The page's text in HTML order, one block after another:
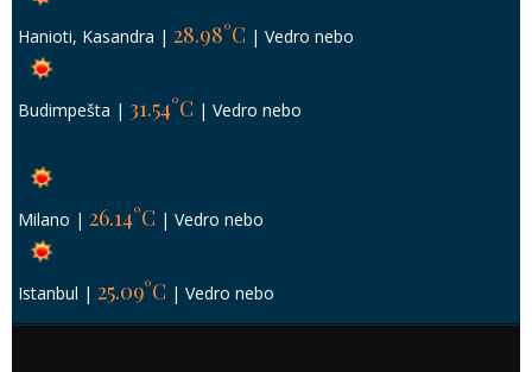
Hanioti, Kasandra | 28.98°C | Vedro nebo
Budimpešta | 31.54°C | Vedro nebo
Milano | 26.14°C | Vedro nebo
Istanbul | 25.09°C | Vedro nebo